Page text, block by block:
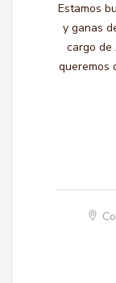
Estamos
y ganas
cargo de
queremos